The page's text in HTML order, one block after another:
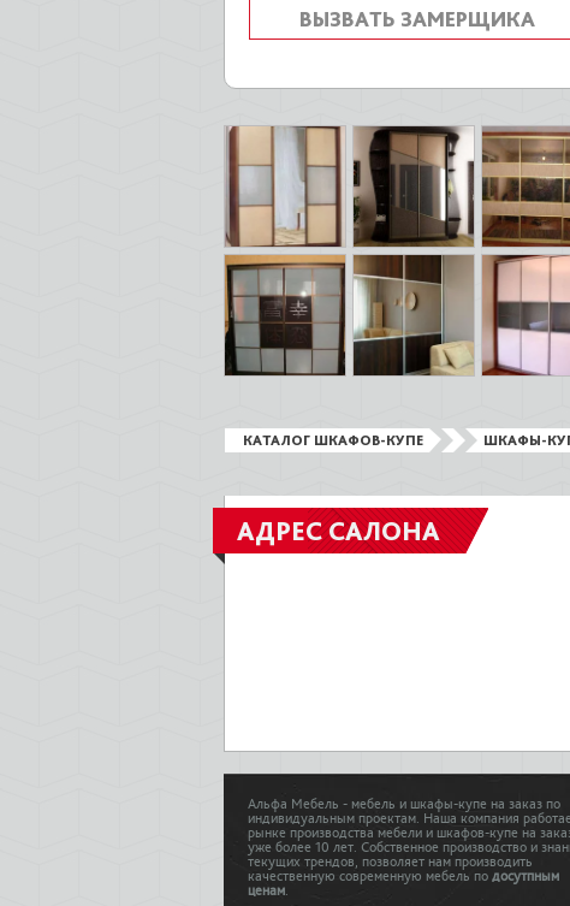
ВЫЗВАТЬ ЗАМЕРЩИКА
КАТАЛОГ ШКАФОВ-КУПЕ ШКАФЫ-
АДРЕС САЛОНА
Альфа Мебель - мебель и шкафы-купе на заказ по
индивидуальным проектам. Наша компания
рынке производства мебели и шкафов-купе на
уже более 10 лет. Собственное производство и
текущих трендов, позволяет нам производить
качественную современную мебель по досутпным
ценам.